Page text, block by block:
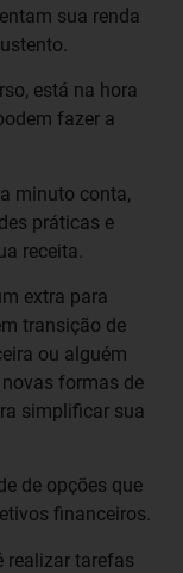
sua renda
está na hora
fazer a
minuto conta,
práticas e
receita.
extra para
transição de
ou alguém
formas de
simplificar sua
de opções que
financeiros.
realizar tarefas